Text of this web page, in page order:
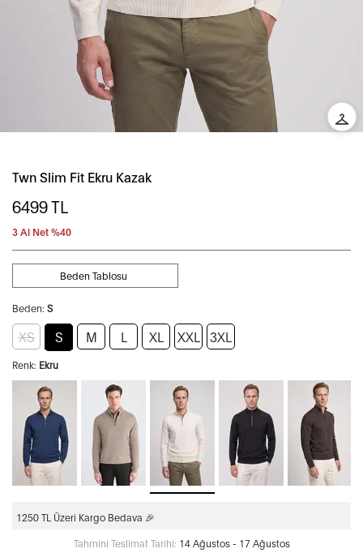
Twn Slim Fit Ekru Kazak
6499TL
3 Al Net %40
Beden: S
Beden Tablosu
XS S M L XL XXL 3XL
Renk: Ekru
1250 TL Üzeri Kargo Bedava 🎉
Tahmini Teslimat Tarihi: 14 Ağustos - 17 Ağustos